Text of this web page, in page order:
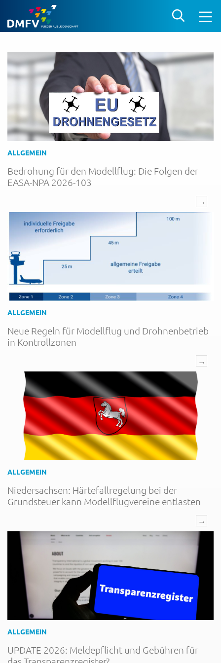
ALLGEMEIN
Bedrohung für den Modellflug: Die Folgen der
EASA-NPA 2026-103
→
ALLGEMEIN
Neue Regeln für Modellflug und Drohnenbetrieb
in Kontrollzonen
→
ALLGEMEIN
Niedersachsen: Härtefallregelung bei der
Grundsteuer kann Modellflugvereine entlasten
→
ALLGEMEIN
UPDATE 2026: Meldepflicht und Gebühren für